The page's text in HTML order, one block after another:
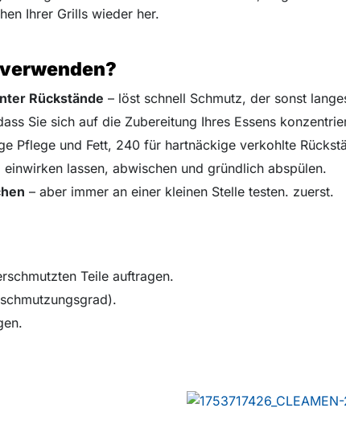
Ihrer Grills wieder her.
Rückstände – löst schnell Schmutz, der sonst
Sie sich auf die Zubereitung Ihres Essens
Pflege und Fett, 240 für hartnäckige verkohlte
lassen, abwischen und gründlich abspülen.
– aber immer an einer kleinen Stelle testen. zuerst.
Teile auftragen.